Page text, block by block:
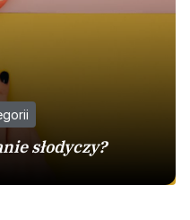
słodyczy?